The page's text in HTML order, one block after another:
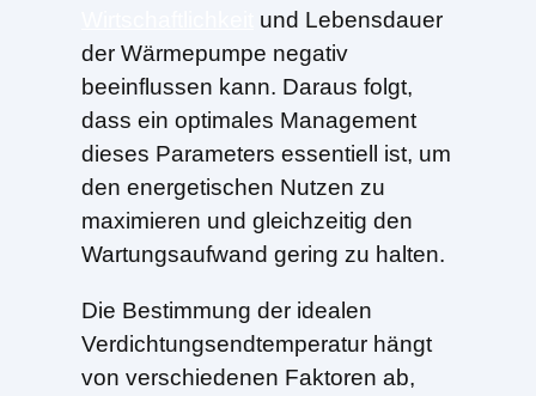
und Lebensdauer
der Wärmepumpe negativ
beeinflussen kann. Daraus folgt,
dass ein optimales Management
dieses Parameters essentiell ist, um
den energetischen Nutzen zu
maximieren und gleichzeitig den
Wartungsaufwand gering zu halten.
Die Bestimmung der idealen
Verdichtungsendtemperatur hängt
von verschiedenen Faktoren ab,